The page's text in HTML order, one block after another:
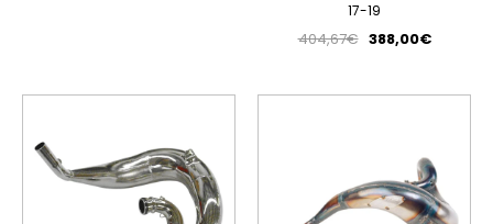
17-19
404,67€ 388,00€